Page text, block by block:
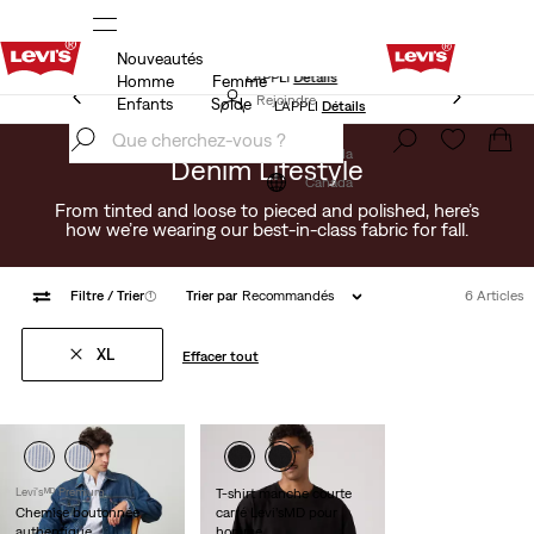
LE MEILLEUR DE LEVI'SMD – MAINTENANT DANS
L’APPLIDétails
Rejoindre
Canada
Nouveautés
Homme
Femme
Enfants
Solde
LE MEILLEUR DE LEVI'SMD – MAINTENANT DANS
L’APPLIDétails
maintenant
Canada
Denim Lifestyle
From tinted and loose to pieced and polished, here’s
how we’re wearing our best-in-class fabric for fall.
Filtre / Trier(1) Trier par Recommandés 6 Articles
XL Effacer tout
Levi'sᴹᴰ Premium
Chemise boutonnée
T-shirt manche courte
carré Levi’sMD pour